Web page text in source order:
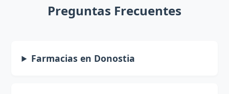
Preguntas Frecuentes
Farmacias en Donostia